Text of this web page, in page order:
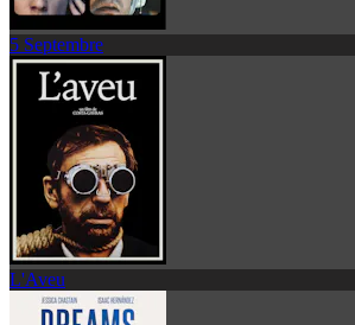
5 Septembre
L'Aveu